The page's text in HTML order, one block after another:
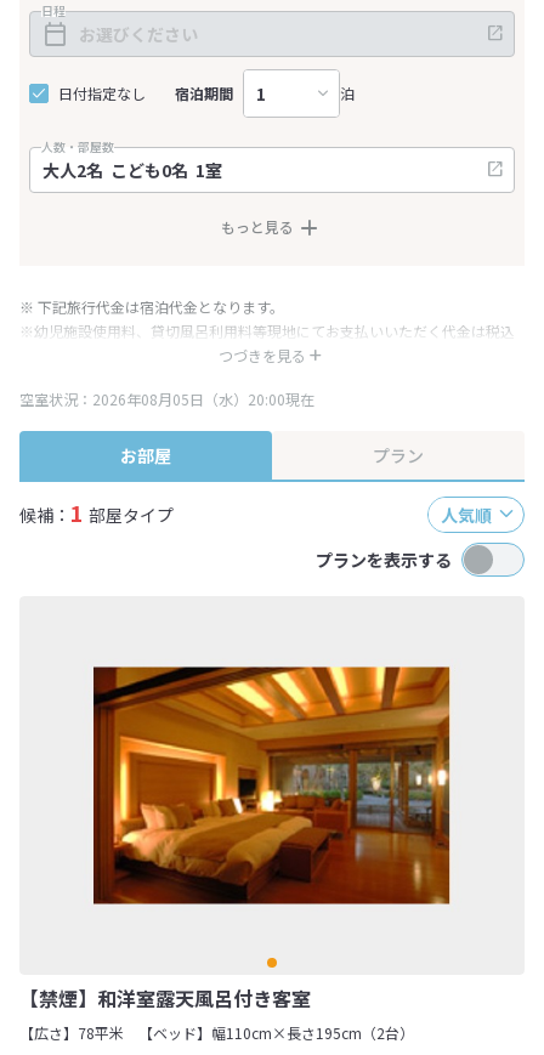
日程
日付指定なし 宿泊期間 泊
人数・部屋数
もっと見る
つづきを見る
※ 下記旅行代金は宿泊代金となります。
※幼児施設使用料、貸切風呂利用料等現地にてお支払いいただく代金は税込
み表記となりますが、消費税増税に伴い代金が一部変更となる場合がござい
※表示されている旅行代金・プラン内容は一定時間ごとに更新されます。最
終確認画面でご確認ください。
空室状況：2026年08月05日（水）20:00現在
お部屋 プラン
候補： 1 部屋タイプ
人気順
プランを表示する
【禁煙】和洋室露天風呂付き客室
【広さ】78平米
【ベッド】幅110cm×長さ195cm（2台）